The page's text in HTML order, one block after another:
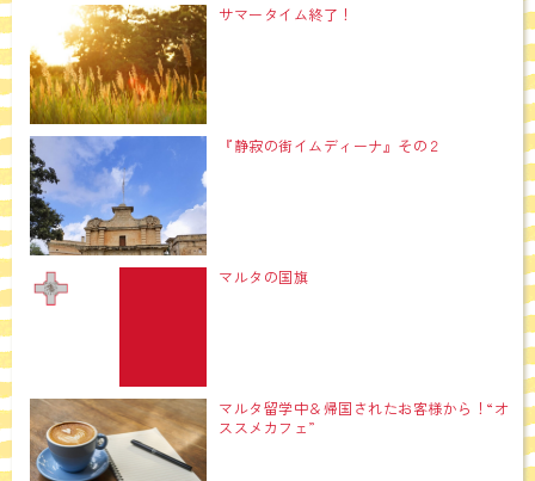
サマータイム終了！
『静寂の街イムディーナ』その２
マルタの国旗
マルタ留学中＆帰国されたお客様から！“オ
ススメカフェ”